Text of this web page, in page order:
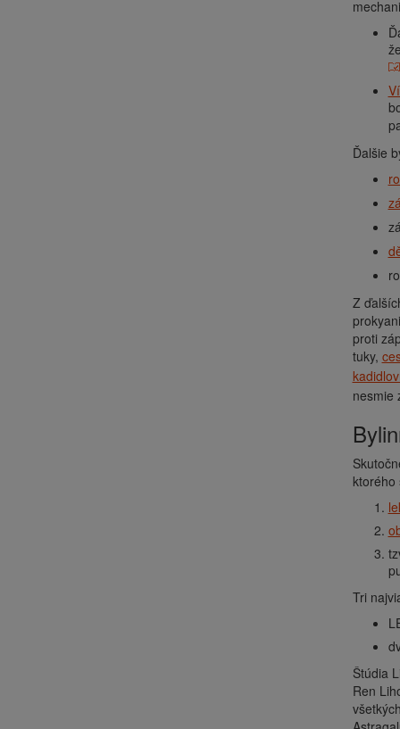
Ďalšie
Z
proti
tuky,
nesmie
ktorého
Tri
Štúdia
Ren